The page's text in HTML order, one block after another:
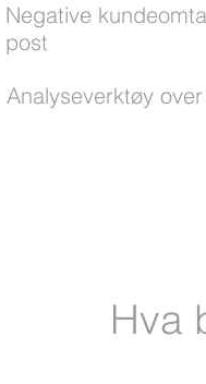
Negative
post
Analyseverktøy
Hva